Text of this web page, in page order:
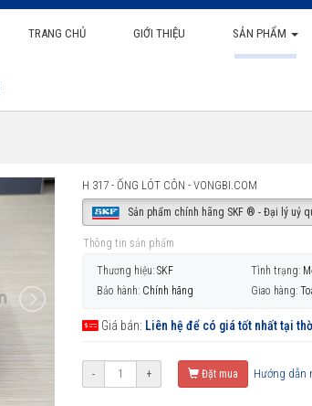
TRANG CHỦ GIỚI THIỆU SẢN PHẨM
H 317 - ỐNG LÓT CÔN - VONGBI.COM
Sản phẩm chính hãng SKF ® - Đại lý uỷ
Thông tin sản phẩm
Thương hiệu: SKF Tình trạng:
Bảo hành: Chính hãng Giao hàng:
Giá bán: Liên hệ để có giá tốt nhất tại
- + Đặt mua Hướng dẫn